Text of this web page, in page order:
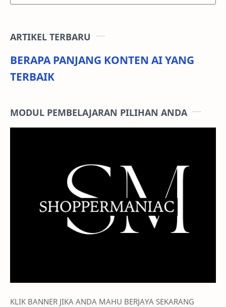
ARTIKEL TERBARU
BERAPA PANJANG KONTEN AI YANG
TERBAIK
MODUL PEMBELAJARAN PILIHAN ANDA
KLIK BANNER JIKA ANDA MAHU BERJAYA SEKARANG